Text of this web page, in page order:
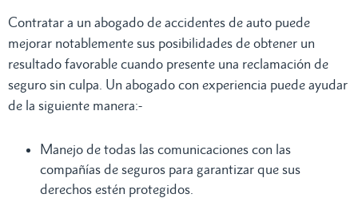
Contratar a un abogado de accidentes de auto puede
mejorar notablemente sus posibilidades de obtener un
resultado favorable cuando presente una reclamación de
seguro sin culpa. Un abogado con experiencia puede ayudar
de la siguiente manera:-
Manejo de todas las comunicaciones con las
compañías de seguros para garantizar que sus
derechos estén protegidos.